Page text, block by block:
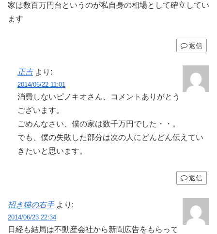
家は数百万円台というのが私自身の相場として確立してい
ます
返信
正吉 より:
2014/06/22 11:01
消費しないピノキオさん、コメントありがとう
ございます。
ごめんなさい、僕の家は数千万円でした・・。
でも、僕の失敗した部分は次の人にどんどん伝えてい
きたいと思います。
返信
招き猫の右手 より:
2014/06/23 22:34
日経も結局は不動産会社から新聞広告をもらって